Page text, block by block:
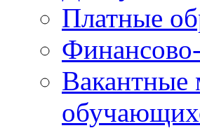
Платные
Финансово-
Вакантные